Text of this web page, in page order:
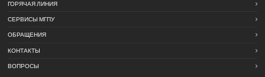
ГОРЯЧАЯ ЛИНИЯ
СЕРВИСЫ МГПУ
ОБРАЩЕНИЯ
КОНТАКТЫ
ВОПРОСЫ